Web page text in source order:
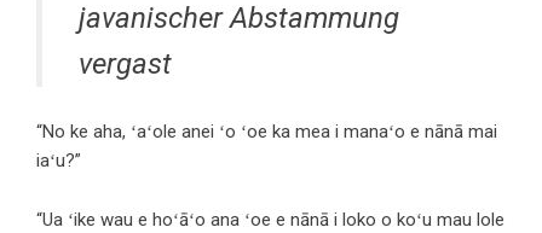
javanischer Abstammung
vergast
“No ke aha, ʻaʻole anei ʻo ʻoe ka mea i manaʻo e nānā mai
iaʻu?”
“Ua ʻike wau e hoʻāʻo ana ʻoe e nānā i loko o koʻu mau lole